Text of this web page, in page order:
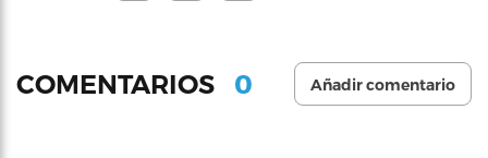
COMENTARIOS 0 Añadir comentario